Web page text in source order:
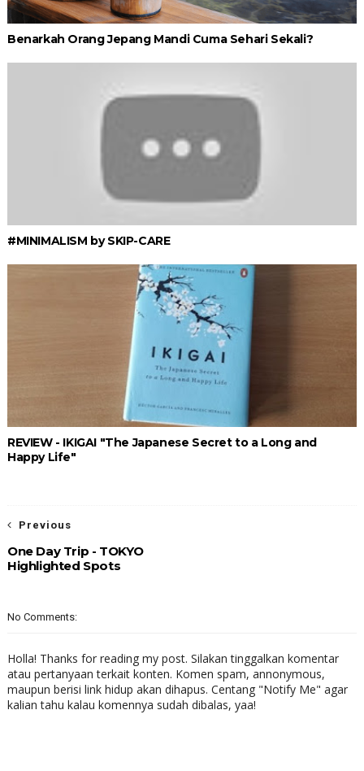
Benarkah Orang Jepang Mandi Cuma Sehari Sekali?
#MINIMALISM by SKIP-CARE
REVIEW - IKIGAI "The Japanese Secret to a Long and
Happy Life"
Previous
One Day Trip - TOKYO
Highlighted Spots
No Comments:
Holla! Thanks for reading my post. Silakan tinggalkan komentar
atau pertanyaan terkait konten. Komen spam, annonymous,
maupun berisi link hidup akan dihapus. Centang "Notify Me" agar
kalian tahu kalau komennya sudah dibalas, yaa!